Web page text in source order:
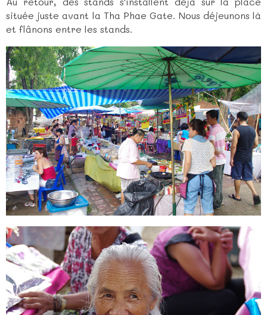
située juste avant la Tha Phae Gate. Nous déjeunons là
et flânons entre les stands.